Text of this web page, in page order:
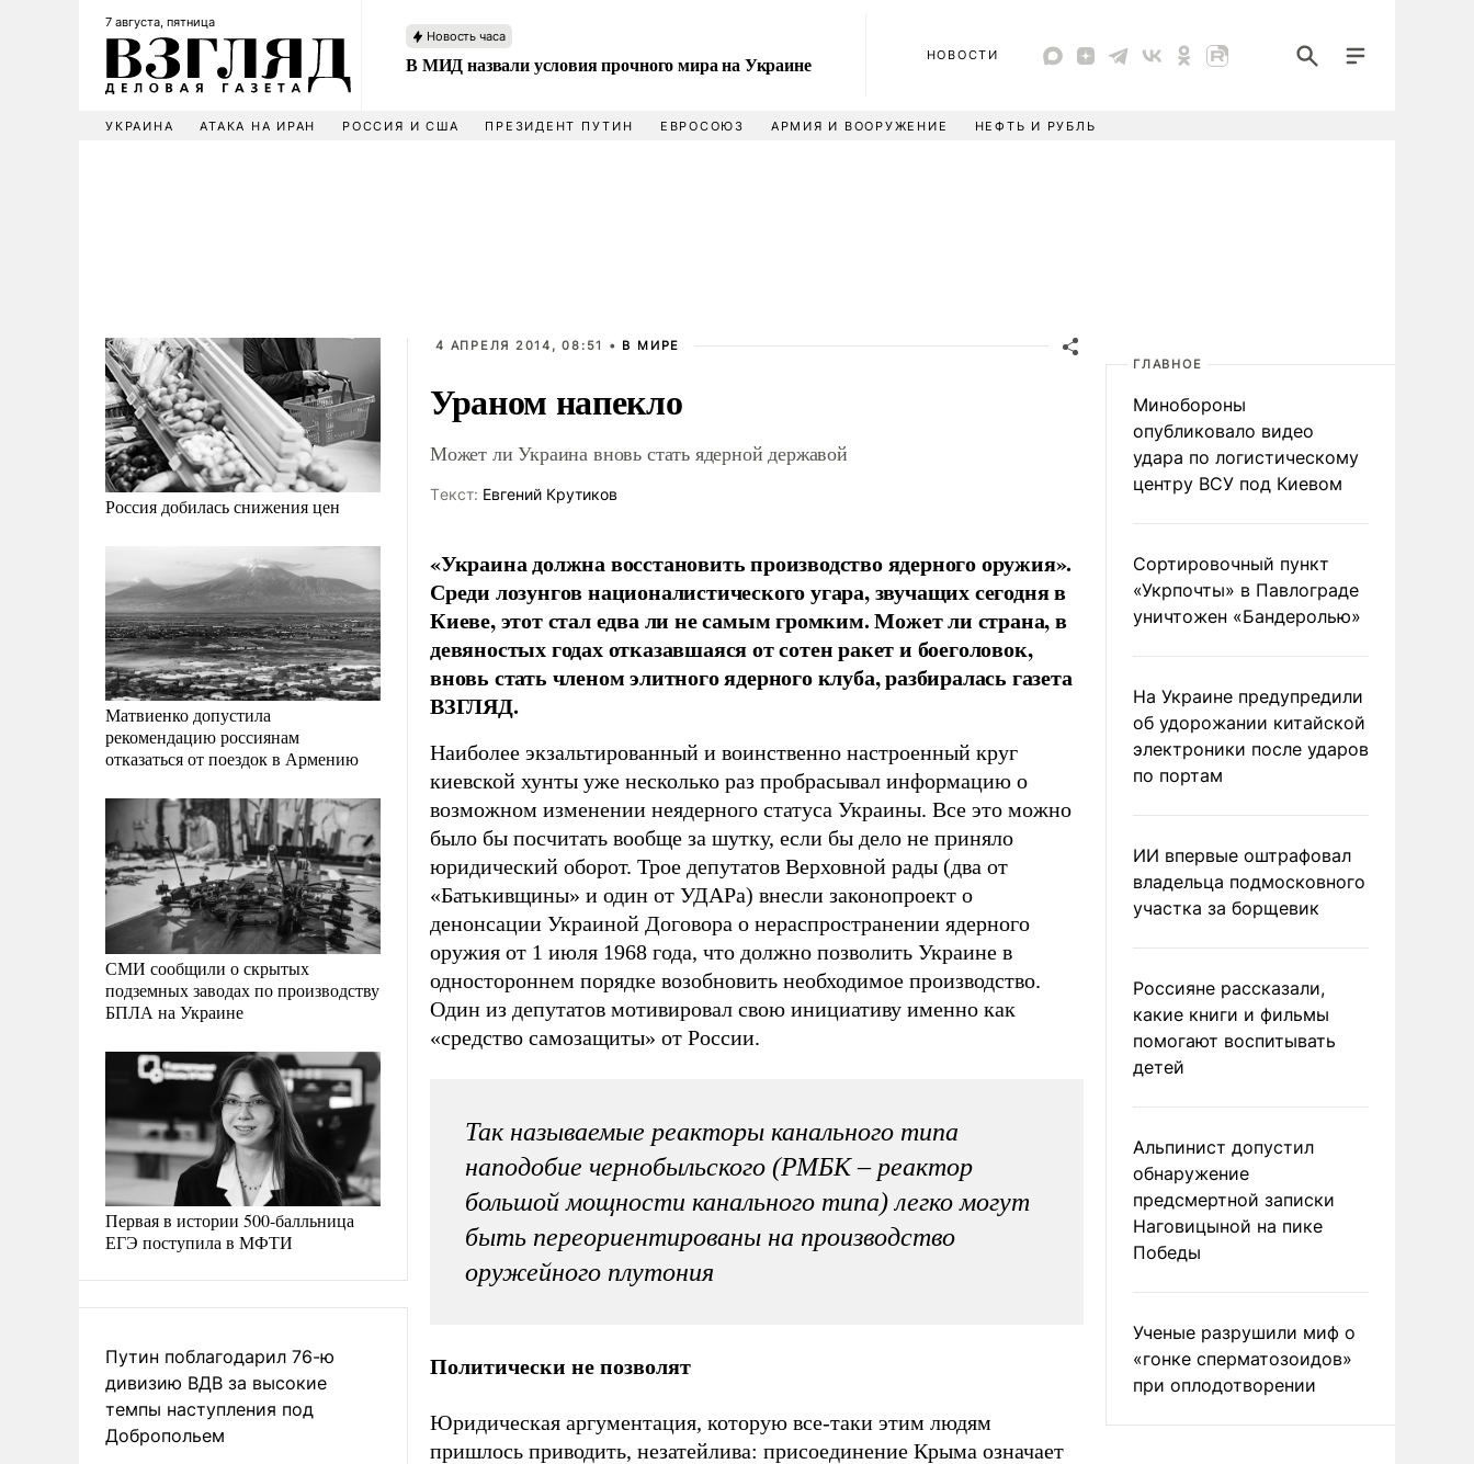
7 августа, пятница
Новость часа
В МИД назвали условия прочного мира на Украине НОВОСТИ
УКРАИНА АТАКА НА ИРАН РОССИЯ И США ПРЕЗИДЕНТ ПУТИН ЕВРОСОЮЗ АРМИЯ И ВООРУЖЕНИЕ НЕФТЬ И РУБЛЬ
Россия добилась снижения цен
Матвиенко допустила
рекомендацию россиянам
отказаться от поездок в Армению
СМИ сообщили о скрытых
подземных заводах по производству
БПЛА на Украине
Первая в истории 500-балльница
ЕГЭ поступила в МФТИ
Путин поблагодарил 76-ю
дивизию ВДВ за высокие
темпы наступления под
Добропольем
4 АПРЕЛЯ 2014, 08:51 • В МИРЕ
Ураном напекло
Может ли Украина вновь стать ядерной державой
Tекст: Евгений Крутиков
«Украина должна восстановить производство ядерного оружия».
Среди лозунгов националистического угара, звучащих сегодня в
Киеве, этот стал едва ли не самым громким. Может ли страна, в
девяностых годах отказавшаяся от сотен ракет и боеголовок,
вновь стать членом элитного ядерного клуба, разбиралась газета
ВЗГЛЯД.
Наиболее экзальтированный и воинственно настроенный круг
киевской хунты уже несколько раз пробрасывал информацию о
возможном изменении неядерного статуса Украины. Все это можно
было бы посчитать вообще за шутку, если бы дело не приняло
юридический оборот. Трое депутатов Верховной рады (два от
«Батькивщины» и один от УДАРа) внесли законопроект о
денонсации Украиной Договора о нераспространении ядерного
оружия от 1 июля 1968 года, что должно позволить Украине в
одностороннем порядке возобновить необходимое производство.
Один из депутатов мотивировал свою инициативу именно как
«средство самозащиты» от России.
Так называемые реакторы канального типа
наподобие чернобыльского (РМБК – реактор
большой мощности канального типа) легко могут
быть переориентированы на производство
оружейного плутония
Политически не позволят
Юридическая аргументация, которую все-таки этим людям
пришлось приводить, незатейлива: присоединение Крыма означает
ГЛАВНОЕ
Минобороны
опубликовало видео
удара по логистическому
центру ВСУ под Киевом
Сортировочный пункт
«Укрпочты» в Павлограде
уничтожен «Бандеролью»
На Украине предупредили
об удорожании китайской
электроники после ударов
по портам
ИИ впервые оштрафовал
владельца подмосковного
участка за борщевик
Россияне рассказали,
какие книги и фильмы
помогают воспитывать
детей
Альпинист допустил
обнаружение
предсмертной записки
Наговицыной на пике
Победы
Ученые разрушили миф о
«гонке сперматозоидов»
при оплодотворении